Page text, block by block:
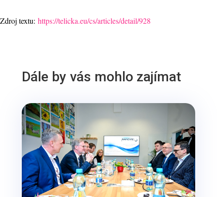
Zdroj textu: https://telicka.eu/cs/articles/detail/928
Dále by vás mohlo zajímat